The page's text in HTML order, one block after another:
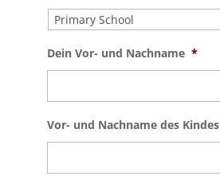
Dein Vor- und Nachname *
Vor- und Nachname des Kindes